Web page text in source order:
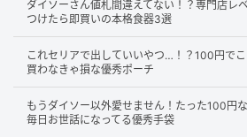
ダイソーさん値札間違えてない！？専門店レ
つけたら即買いの本格食器3選
これセリアで出していいやつ…！？100円でこ
買わなきゃ損な優秀ポーチ
もうダイソー以外愛せません！たった100円
毎日お世話になってる優秀手袋